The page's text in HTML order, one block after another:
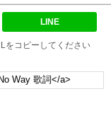
LINE
をコピーしてください